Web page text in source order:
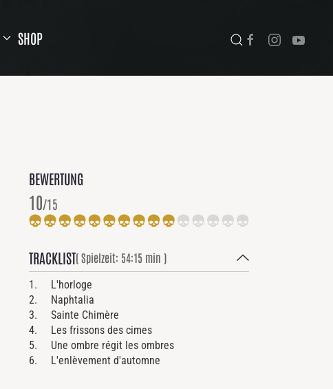
SHOP
BEWERTUNG
10/15
TRACKLIST( Spielzeit: 54:15 min )
1. L'horloge
2. Naphtalia
3. Sainte Chimère
4. Les frissons des cimes
5. Une ombre régit les ombres
6. L'enlèvement d'automne